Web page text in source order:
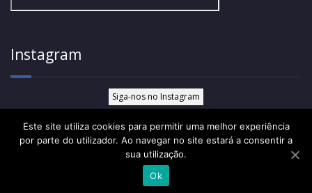
Instagram
Siga-nos no Instagram
Fonseca e Saraiva 2021 | Todos os direitos reservados |
Acesso ao
Livro de Reclamação Eletrónico
Este site utiliza cookies para permitir uma melhor experiência
por parte do utilizador. Ao navegar no site estará a consentir a
sua utilização.
Ok